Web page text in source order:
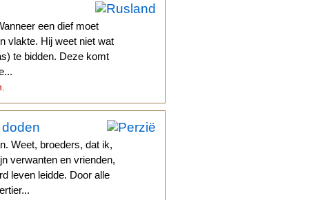
een dief moet
vlakte. Hij weet niet wat
te bidden. Deze komt
Weet, broeders, dat ik,
verwanten en vrienden,
leven leidde. Door alle